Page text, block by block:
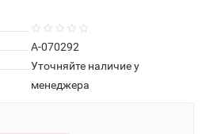
А-070292
Уточняйте наличие у
менеджера